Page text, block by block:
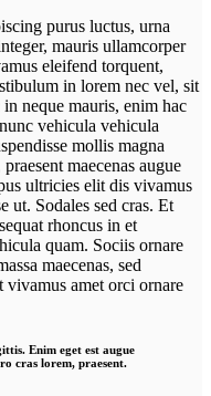
purus luctus, urna
mauris ullamcorper
eleifend torquent,
in lorem nec vel, sit
neque mauris, enim hac
vehicula vehicula
mollis magna
maecenas augue
ultricies elit dis vivamus
ut. Sodales sed cras. Et
rhoncus in et
quam. Sociis ornare
maecenas, sed
vivamus amet orci ornare
Enim eget est augue
cras lorem, praesent.